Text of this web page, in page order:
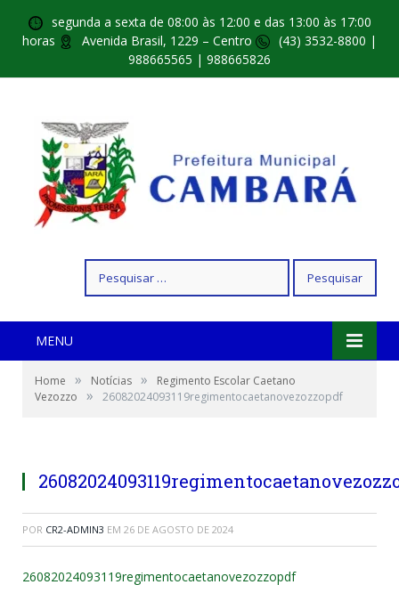
segunda a sexta de 08:00 às 12:00 e das 13:00 às 17:00
horas
Avenida Brasil, 1229 – Centro
(43) 3532-8800 |
988665565 | 988665826
por:
MENU
Home » Notícias »
Regimento Escolar Caetano
Vezozzo
» 26082024093119regimentocaetanovezozzopdf
POR CR2-ADMIN3 EM 26 DE AGOSTO DE 2024
26082024093119regimentocaetanovezozzopdf